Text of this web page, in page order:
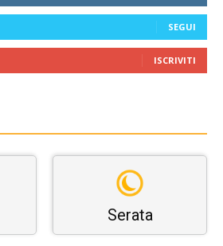
SEGUI
ISCRIVITI
Serata